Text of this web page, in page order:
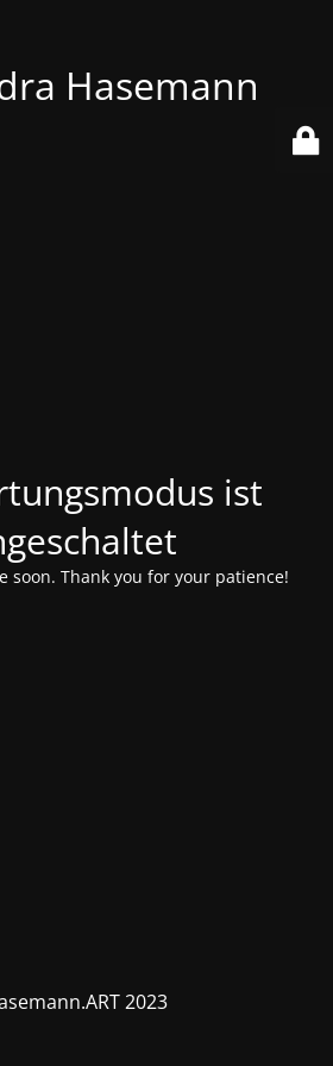
Hasemann
ist
soon. Thank you for your patience!
2023